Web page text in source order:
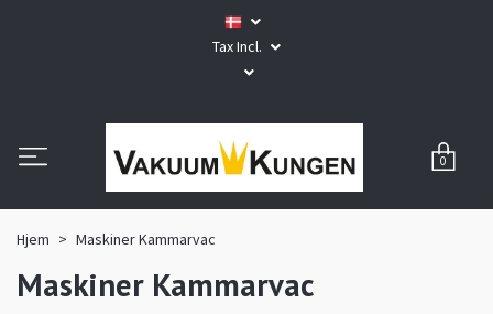
Tax Incl.
0
Hjem Maskiner Kammarvac
Maskiner Kammarvac